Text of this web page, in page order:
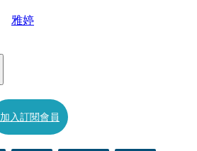
雅婷
加入訂閱會員